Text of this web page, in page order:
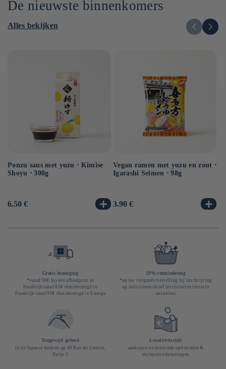
De nieuwste binnenkomers
Alles bekijken
Ponzu saus met yuzu ⋅ Kimise
Shoyu ⋅ 300g
Normale
6.50 €
Vegan ramen met yuzu en zout ⋅
Igarashi Seimen ⋅ 98g
Normale
3.90 €
Gratis bezorging
*vanaf 50€ bij een afhaalpunt in
Frankrijkvanaf 85€ thuisbezorgd in
Frankrijkvanaf 90€ thuisbezorgd in Europa
10% vermindering
*op uw volgende bestelling bij inschrijving
op onze nieuwsbrief (exclusief exclusieve
artikelen)
Toegewijd gebied
In de Japanse keuken op 40 Rue du Louvre,
Parijs 1
Loyaliteitsclub
aankopen en beloonde opdrachten &
exclusieve beloningen